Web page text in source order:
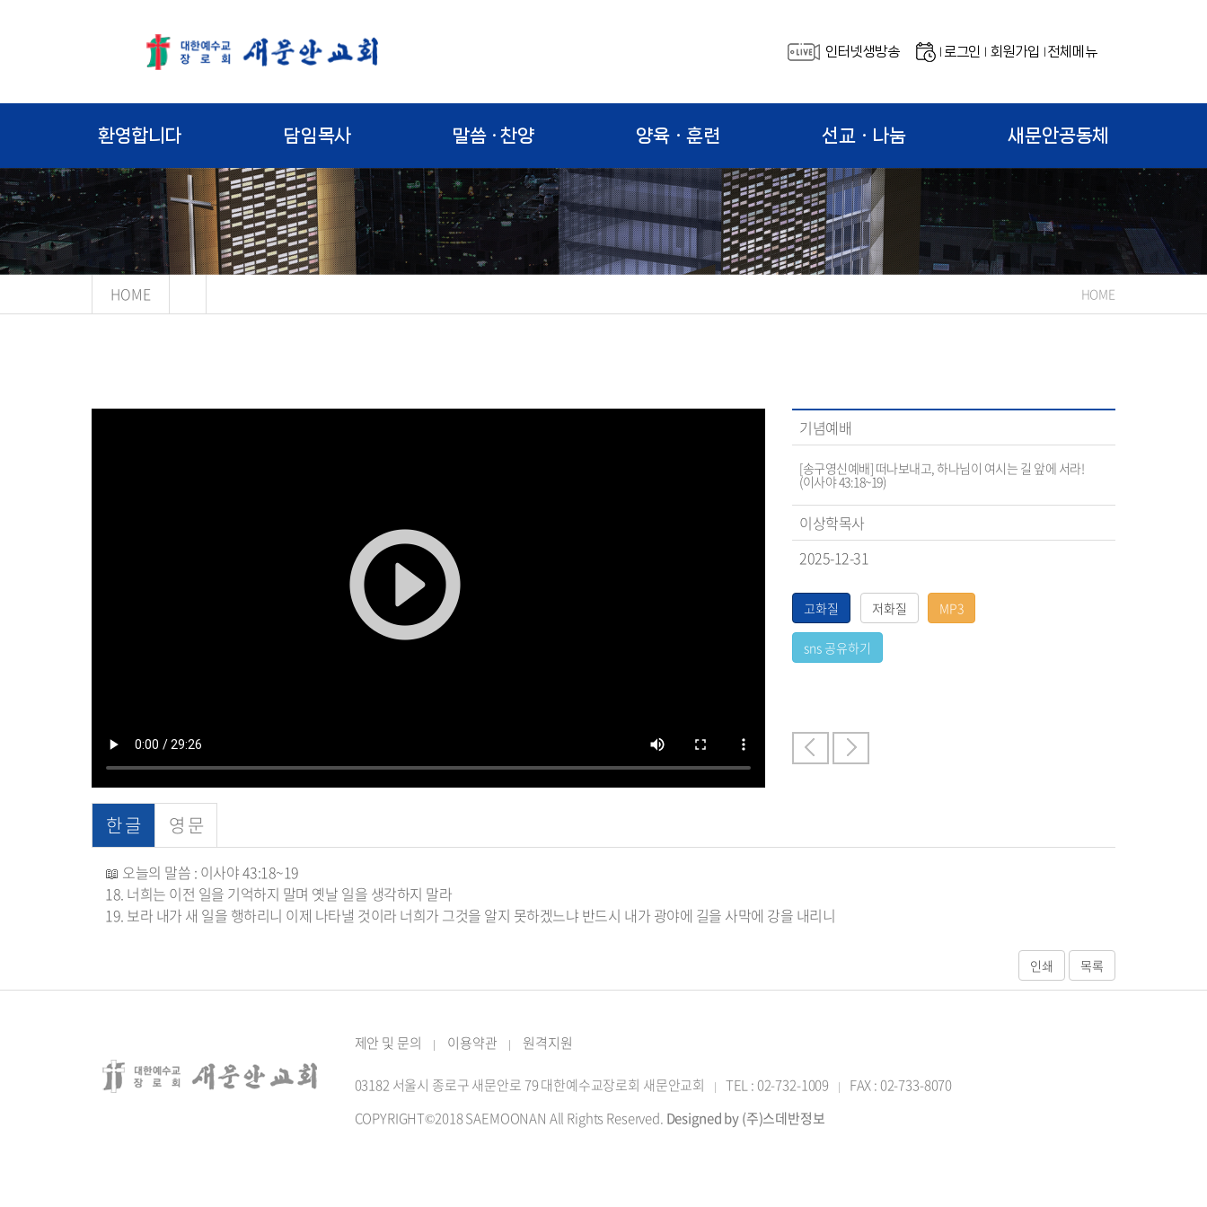
인터넷생방송 로그인 회원가입 전체메뉴
환영합니다 담임목사 말씀 · 찬양 양육ㆍ훈련 선교ㆍ나눔 새문안공동체
HOME HOME
기념예배
[송구영신예배] 떠나보내고, 하나님이 여시는 길 앞에 서라!
(이사야 43:18~19)
이상학목사
2025-12-31
한 글 영 문
📖 오늘의 말씀 : 이사야 43:18~19
18. 너희는 이전 일을 기억하지 말며 옛날 일을 생각하지 말라
19. 보라 내가 새 일을 행하리니 이제 나타낼 것이라 너희가 그것을 알지 못하겠느냐 반드시 내가 광야에 길을 사막에 강을 내리니
제안 및 문의 | 이용약관 | 원격지원
03182 서울시 종로구 새문안로 79 대한예수교장로회 새문안교회 | TEL : 02-732-1009 |
FAX : 02-733-8070
COPYRIGHT©2018 SAEMOONAN All Rights Reserved. Designed by (주)스데반정보